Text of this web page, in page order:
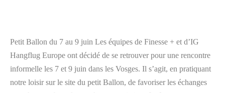
Petit Ballon du 7 au 9 juin Les équipes de Finesse + et d’IG
Hangflug Europe ont décidé de se retrouver pour une rencontre
informelle les 7 et 9 juin dans les Vosges. Il s’agit, en pratiquant
notre loisir sur le site du petit Ballon, de favoriser les échanges